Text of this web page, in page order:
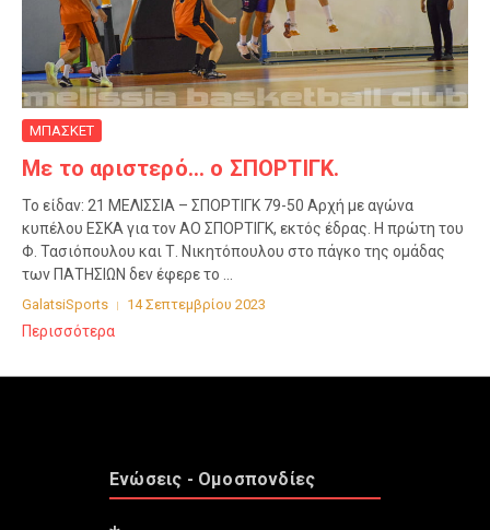
ΜΠΑΣΚΕΤ
Με το αριστερό… ο ΣΠΟΡΤΙΓΚ.
Το είδαν: 21 ΜΕΛΙΣΣΙΑ – ΣΠΟΡΤΙΓΚ 79-50 Αρχή με αγώνα
κυπέλου ΕΣΚΑ για τον ΑΟ ΣΠΟΡΤΙΓΚ, εκτός έδρας. Η πρώτη του
Φ. Τασιόπουλου και Τ. Νικητόπουλου στο πάγκο της ομάδας
των ΠΑΤΗΣΙΩΝ δεν έφερε το ...
GalatsiSports 14 Σεπτεμβρίου 2023
Περισσότερα
Ενώσεις - Ομοσπονδίες